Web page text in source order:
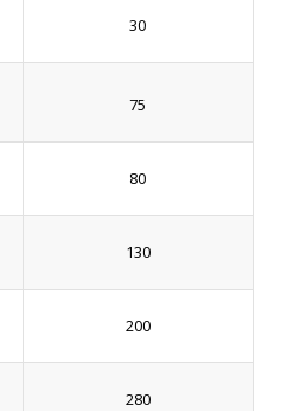
30
75
80
130
200
280